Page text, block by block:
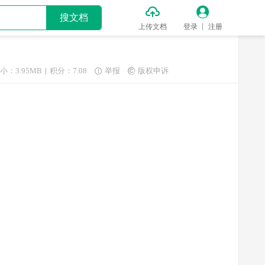
搜文档 
上传文档

登录 注册
：3.95MB 积分：7.08  举报  版权申诉